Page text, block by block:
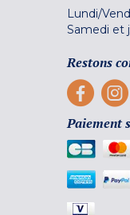
Lundi/
Samedi et
Restons
Paiement